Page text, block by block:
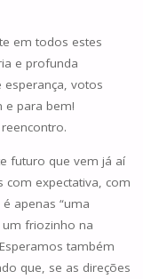
em todos estes
e profunda
esperança, votos
e para bem!
futuro que vem já aí
expectativa, com
apenas “uma
um friozinho na
também
que, se as direções